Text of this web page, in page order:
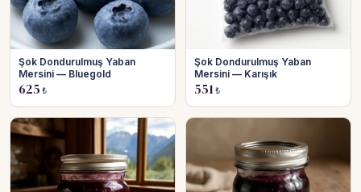
Şok Dondurulmuş Yaban
Mersini — Bluegold
625 ₺
Şok Dondurulmuş Yaban
Mersini — Karışık
551₺